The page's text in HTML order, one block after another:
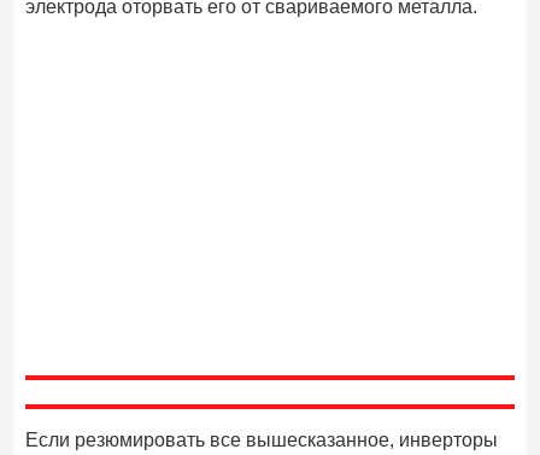
электрода оторвать его от свариваемого металла.
Если резюмировать все вышесказанное, инверторы